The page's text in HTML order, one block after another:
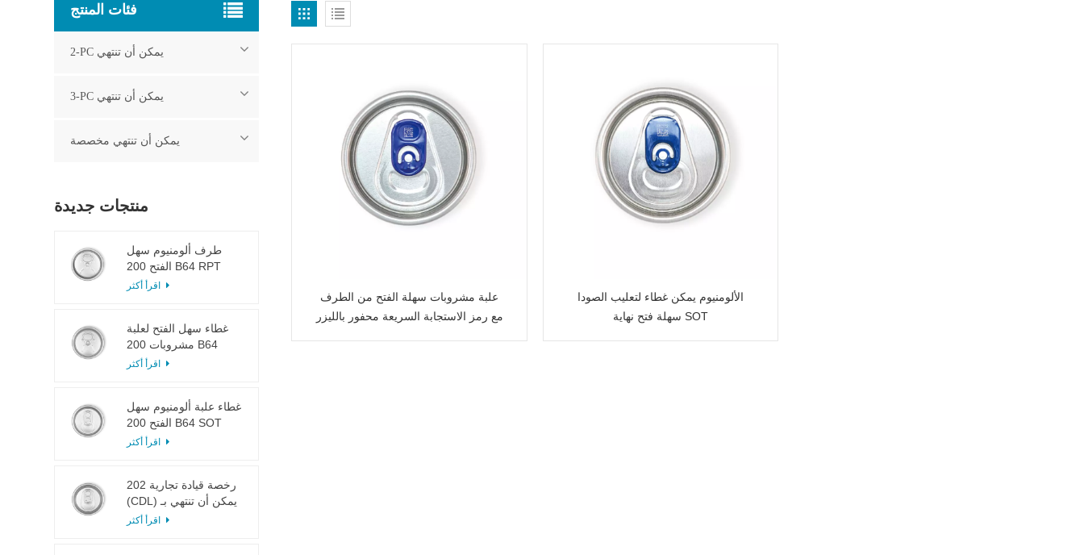
علبة مشروبات سهلة الفتح من الطرف
مع رمز الاستجابة السريعة محفور بالليزر
الألومنيوم يمكن غطاء لتعليب الصودا
سهلة فتح نهاية SOT
فئات المنتج
2-PC يمكن أن تنتهي
3-PC يمكن أن تنتهي
يمكن أن تنتهي مخصصة
منتجات جديدة
طرف ألومنيوم سهل
الفتح 200 B64 RPT
LOE
غطاء سهل الفتح لعلبة
مشروبات 200 B64
غطاء علبة ألومنيوم سهل
الفتح 200 B64 SOT
LOE
202 رخصة قيادة تجارية
(CDL) يمكن أن تنتهي بـ
SOT LOE فضي خفيف